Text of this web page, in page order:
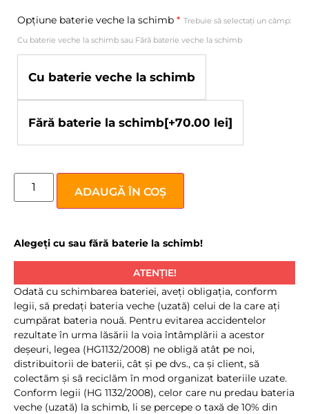
Opțiune baterie veche la schimb * Trebuie să selectați un câmp:
Cu baterie veche la schimb sau Fără baterie veche la schimb
Cu baterie veche la schimb
Fără baterie la schimb[+70.00 lei]
ADAUGĂ ÎN COȘ
Alegeți cu sau fără baterie la schimb!
ATENȚIE!
Odată cu schimbarea bateriei, aveţi obligaţia, conform
legii, să predaţi bateria veche (uzată) celui de la care aţi
cumpărat bateria nouă. Pentru evitarea accidentelor
rezultate în urma lăsării la voia întâmplării a acestor
deşeuri, legea (HG1132/2008) ne obligă atât pe noi,
distribuitorii de baterii, cât şi pe dvs., ca şi client, să
colectăm şi să reciclăm în mod organizat bateriile uzate.
Conform legii (HG 1132/2008), celor care nu predau bateria
veche (uzată) la schimb, li se percepe o taxă de 10% din